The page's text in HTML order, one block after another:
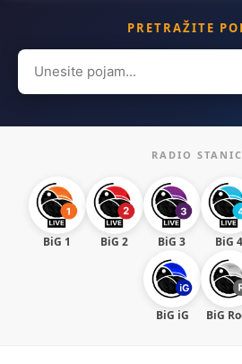
PRETRAŽITE
Search
for:
RADIO
BiG 1 BiG 2 BiG 3 BiG 4
BiG iG BiG